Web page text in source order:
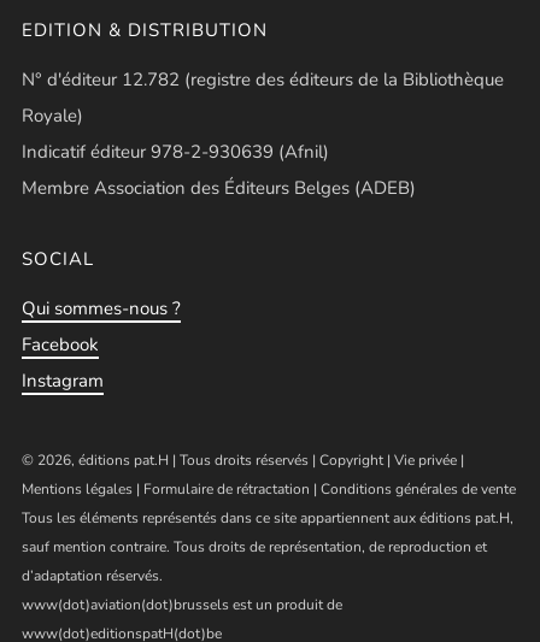
EDITION & DISTRIBUTION
N° d'éditeur 12.782 (registre des éditeurs de la Bibliothèque
Royale)
Indicatif éditeur 978-2-930639 (Afnil)
Membre Association des Éditeurs Belges (ADEB)
SOCIAL
Qui sommes-nous ?
Facebook
Instagram
© 2026, éditions pat.H | Tous droits réservés | Copyright| Vie privée |
Mentions légales | Formulaire de rétractation | Conditions générales de vente
Tous les éléments représentés dans ce site appartiennent aux éditions pat.H,
sauf mention contraire. Tous droits de représentation, de reproduction et
d’adaptation réservés.
www(dot)aviation(dot)brussels est un produit de
www(dot)editionspatH(dot)be